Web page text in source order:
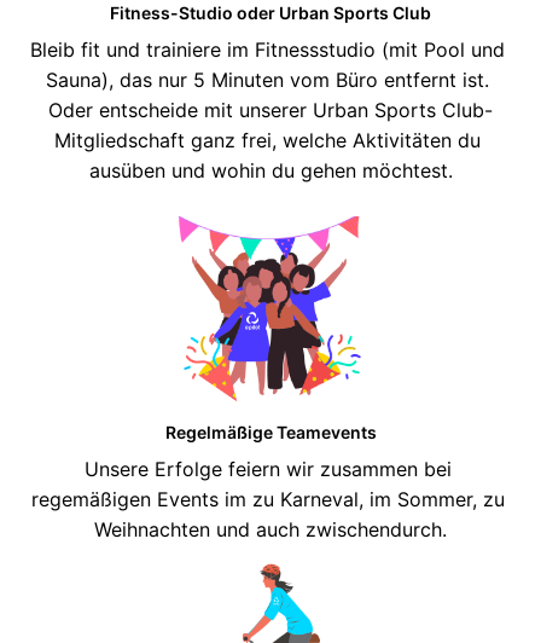
Fitness-Studio oder Urban Sports Club
Bleib fit und trainiere im Fitnessstudio (mit Pool und
Sauna), das nur 5 Minuten vom Büro entfernt ist.
Oder entscheide mit unserer Urban Sports Club-
Mitgliedschaft ganz frei, welche Aktivitäten du
Regelmäßige Teamevents
Unsere Erfolge feiern wir zusammen bei
regemäßigen Events im zu Karneval, im Sommer, zu
Weihnachten und auch zwischendurch.